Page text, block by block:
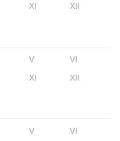
XI XII
V
VI
XI XII
V VI